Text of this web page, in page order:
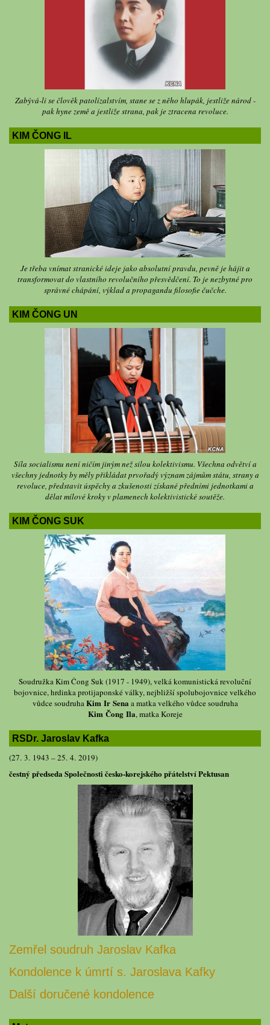
Zabývá-li se člověk patolízalstvím, stane se z něho hlupák, jestliže národ -
pak hyne země a jestliže strana, pak je ztracena revoluce.
KIM ČONG IL
Je třeba vnímat stranické ideje jako absolutní pravdu, pevně je hájit a
transformovat do vlastního revolučního přesvědčení. To je nezbytné pro
správné chápání, výklad a propagandu filosofie čučche.
KIM ČONG UN
Síla socialismu není ničím jiným než silou kolektivismu. Všechna odvětví a
všechny jednotky by měly přikládat prvořadý význam zájmům státu, strany a
revoluce, představit úspěchy a zkušenosti získané předními jednotkami a
dělat mílové kroky v plamenech kolektivistické soutěže.
KIM ČONG SUK
Soudružka Kim Čong Suk (1917 - 1949), velká komunistická revoluční
bojovnice, hrdinka protijaponské války, nejbližší spolubojovnice velkého
vůdce soudruhaKim Ir Sena a matka velkého vůdce soudruha
Kim Čong Ila, matka Koreje
RSDr. Jaroslav Kafka
(27. 3. 1943 – 25. 4. 2019)
čestný předseda Společnosti česko-korejského přátelství Pektusan
Zemřel soudruh Jaroslav Kafka
Kondolence k úmrtí s. Jaroslava Kafky
Další doručené kondolence